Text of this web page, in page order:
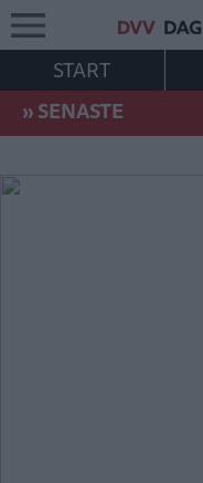
START
»SENASTE